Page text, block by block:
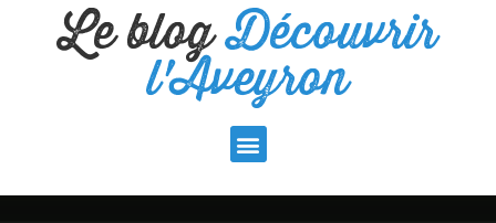
Le blogDécouvrir
l'Aveyron